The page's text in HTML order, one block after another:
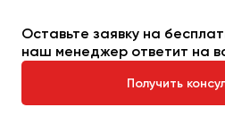
Оставьте заявку на
наш менеджер ответит на
Получить